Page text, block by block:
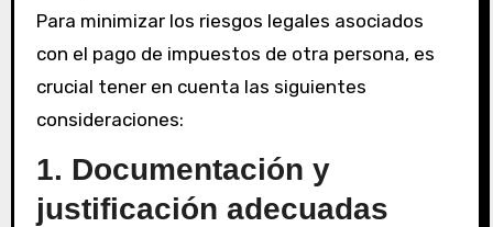
Para minimizar los riesgos legales asociados
con el pago de impuestos de otra persona, es
crucial tener en cuenta las siguientes
consideraciones:
1. Documentación y
justificación adecuadas